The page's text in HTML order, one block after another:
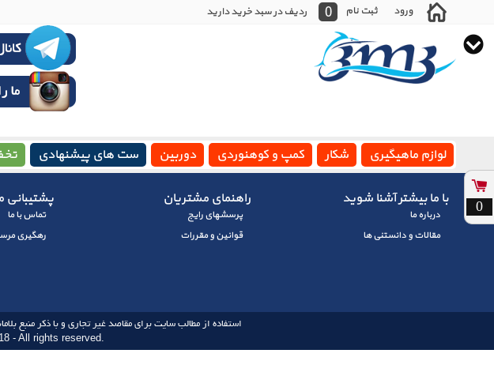
ورود ثبت نام 0
ردیف در سبد خرید دارید
لوازم ماهیگیری شکار کمپ و کوهنوردی دوربین ست های پیشنهادی
با ما بیشتر آشنا شوید
درباره ما
مقالات و دانستنی ها
راهنمای مشتریان
پرسشهای رايج
قوانین و مقررات
پشتیبانی
تماس با ما
رهگیری
استفاده از مطالب سایت برای مقاصد غیر تجاری و با ذکر منبع
- All rights reserved.
0